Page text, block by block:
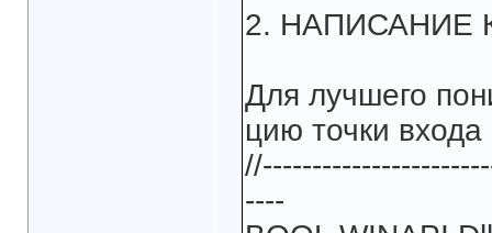
2. НАПИСАНИЕ
Для лучшего
цию точки
----